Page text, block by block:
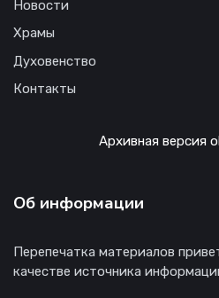
Новости
Храмы
Духовенство
Контакты
Архивная версия
Об информации
Перепечатка материалов
качестве источника